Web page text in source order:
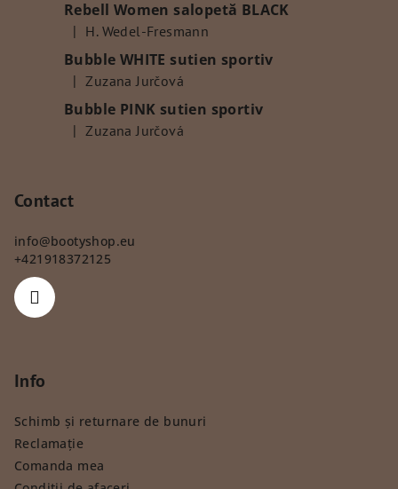
Rebell Women salopetă BLACK
Ratingul produsului este 5 din 5 stele.
| H. Wedel-Fresmann
Bubble WHITE sutien sportiv
Ratingul produsului este 5 din 5 stele.
| Zuzana Jurčová
Bubble PINK sutien sportiv
Ratingul produsului este 5 din 5 stele.
| Zuzana Jurčová
Contact
info@bootyshop.eu
+421918372125
Info
Schimb și returnare de bunuri
Reclamație
Comanda mea